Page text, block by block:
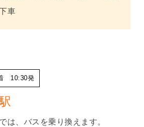
車
10:30発
は、バスを乗り換えます。